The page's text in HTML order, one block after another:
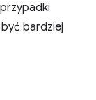
bardziej